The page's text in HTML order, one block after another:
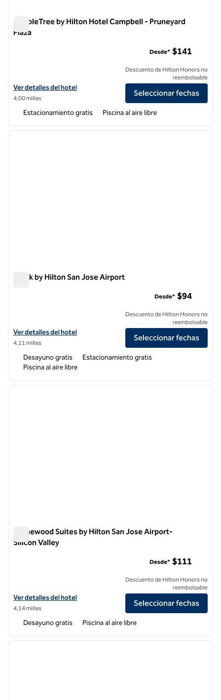
DoubleTree by Hilton Hotel Campbell - Pruneyard
Plaza
Ver detalles del hotel DoubleTree by Hilton Campbell - Pruneyard
Ver detalles del hotel
4,00 millas
Desde* $141
Descuento de Hilton Honors no
reembolsable
Seleccionar fechas
Estacionamiento gratis Piscina al aire libre
1 de 12
Spark by Hilton San Jose Airport
Ver detalles del hotel Spark by Hilton San Jose Airport
Ver detalles del hotel
4,11 millas
Desde* $94
Descuento de Hilton Honors no
reembolsable
Seleccionar fechas
Desayuno gratis
Estacionamiento gratis
Piscina al aire libre
1 de 12
Homewood Suites by Hilton San Jose Airport-
Silicon Valley
Ver detalles del hotel Homewood Suites by Hilton San Jose Airport-
Ver detalles del hotel
4,14 millas
Desde* $111
Descuento de Hilton Honors no
reembolsable
Seleccionar fechas
Desayuno gratis Piscina al aire libre
1 de 12